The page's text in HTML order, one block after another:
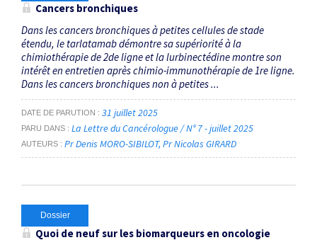
Cancers bronchiques
Dans les cancers bronchiques à petites cellules de stade
étendu, le tarlatamab démontre sa supériorité à la
chimiothérapie de 2de ligne et la lurbinectédine montre son
intérêt en entretien après chimio-immuno­thérapie de 1re ligne.
Dans les cancers bronchiques non à petites ...
DATE DE PARUTION 31 juillet 2025
PARU DANS La Lettre du Cancérologue / N° 7 - juillet 2025
AUTEURS Pr Denis MORO-SIBILOT Pr Nicolas GIRARD
Dossier
Quoi de neuf sur les biomarqueurs en oncologie